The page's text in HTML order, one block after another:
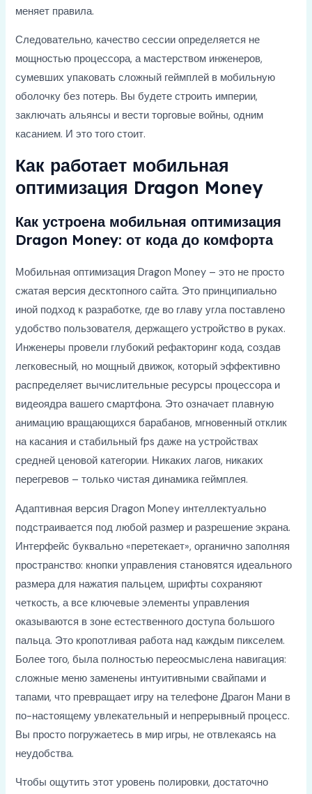
меняет правила.
Следовательно, качество сессии определяется не
мощностью процессора, а мастерством инженеров,
сумевших упаковать сложный геймплей в мобильную
оболочку без потерь. Вы будете строить империи,
заключать альянсы и вести торговые войны, одним
касанием. И это того стоит.
Как работает мобильная
оптимизация Dragon Money
Как устроена мобильная оптимизация
Dragon Money: от кода до комфорта
Мобильная оптимизация Dragon Money – это не просто
сжатая версия десктопного сайта. Это принципиально
иной подход к разработке, где во главу угла поставлено
удобство пользователя, держащего устройство в руках.
Инженеры провели глубокий рефакторинг кода, создав
легковесный, но мощный движок, который эффективно
распределяет вычислительные ресурсы процессора и
видеоядра вашего смартфона. Это означает плавную
анимацию вращающихся барабанов, мгновенный отклик
на касания и стабильный fps даже на устройствах
средней ценовой категории. Никаких лагов, никаких
перегревов – только чистая динамика геймплея.
Адаптивная версия Dragon Money интеллектуально
подстраивается под любой размер и разрешение экрана.
Интерфейс буквально «перетекает», органично заполняя
пространство: кнопки управления становятся идеального
размера для нажатия пальцем, шрифты сохраняют
четкость, а все ключевые элементы управления
оказываются в зоне естественного доступа большого
пальца. Это кропотливая работа над каждым пикселем.
Более того, была полностью переосмыслена навигация:
сложные меню заменены интуитивными свайпами и
тапами, что превращает игру на телефоне Драгон Мани в
по-настоящему увлекательный и непрерывный процесс.
Вы просто погружаетесь в мир игры, не отвлекаясь на
неудобства.
Чтобы ощутить этот уровень полировки, достаточно